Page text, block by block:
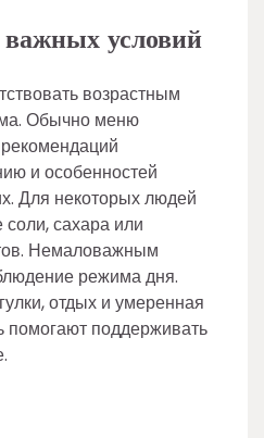
условий
возрастным
Обычно меню
и особенностей
Для некоторых людей
соли, сахара или
Немаловажным
режима дня.
отдых и умеренная
помогают поддерживать